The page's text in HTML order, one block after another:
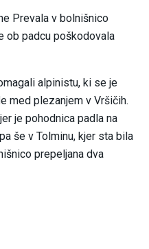
Prevala v bolnišnico
ob padcu poškodovala
alpinistu, ki se je
med plezanjem v Vršičih.
je pohodnica padla na
še v Tolminu, kjer sta bila
prepeljana dva